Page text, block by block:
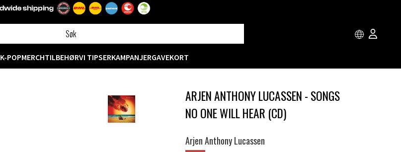
K-POPMERCHTILBEHØRVI TIPSERKAMPANJERGAVEKORT
ARJEN ANTHONY LUCASSEN - SONGS
NO ONE WILL HEAR (CD)
Arjen Anthony Lucassen